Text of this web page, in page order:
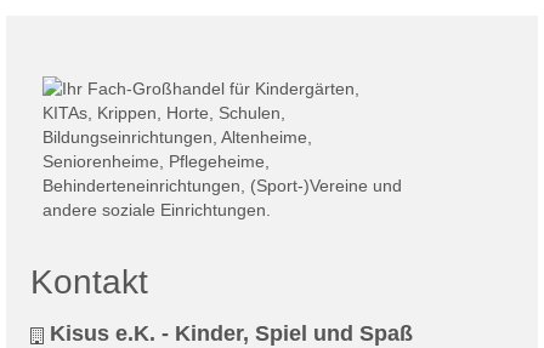
Kontakt
Kisus e.K. - Kinder, Spiel und Spaß